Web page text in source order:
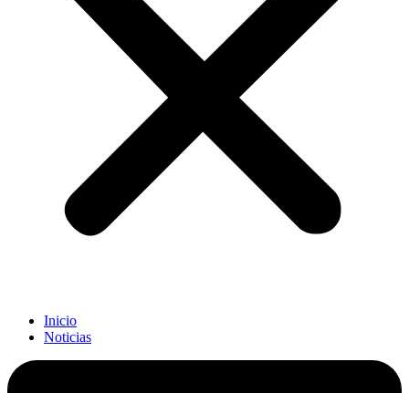
Inicio
Noticias